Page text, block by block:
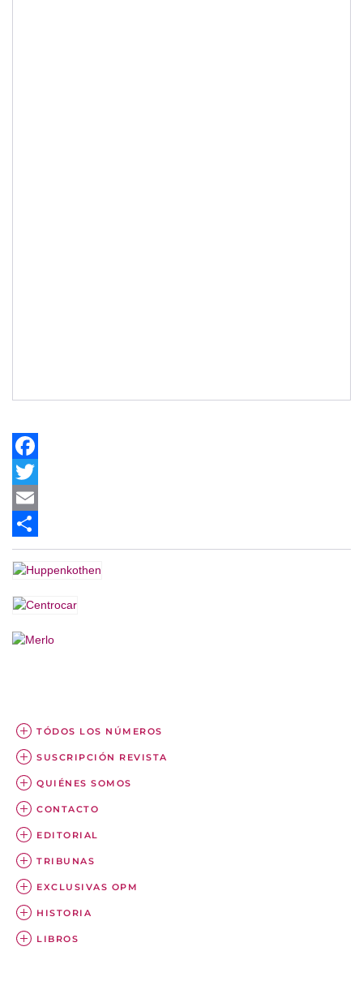
Facebook
Twitter
Email
Share
TÓDOS LOS NÚMEROS
SUSCRIPCIÓN REVISTA
QUIÉNES SOMOS
CONTACTO
EDITORIAL
TRIBUNAS
EXCLUSIVAS OPM
HISTORIA
LIBROS